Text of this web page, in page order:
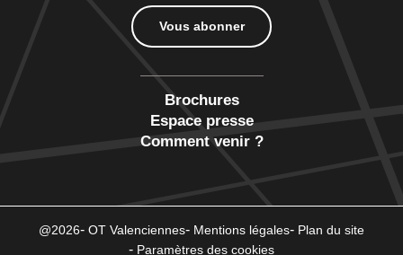
Vous abonner
Brochures
Espace presse
Comment venir ?
@2026 OT Valenciennes Mentions légales
Plan du site
Paramètres des cookies